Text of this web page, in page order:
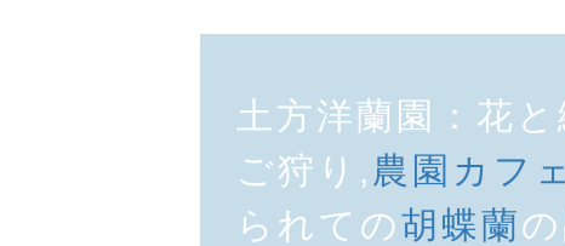
土方洋蘭園：花と
ご狩り, 農園カフェ
られての胡蝶蘭